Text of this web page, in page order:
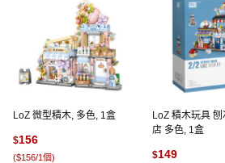
LoZ 微型積木, 多色, 1盒
$156
($156/1個)
LoZ 積木玩具
店 多色, 1盒
$149